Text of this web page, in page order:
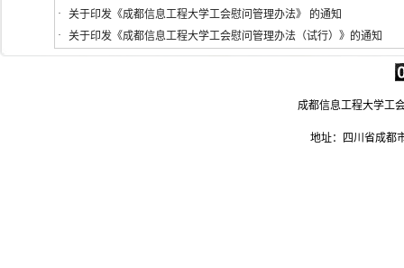
·
关于印发《成都信息工程大学工会慰问管理办法》 的通知
·
关于印发《成都信息工程大学工会慰问管理办法（试行）》的通知
成都信息工程大学
地址：四川省成都